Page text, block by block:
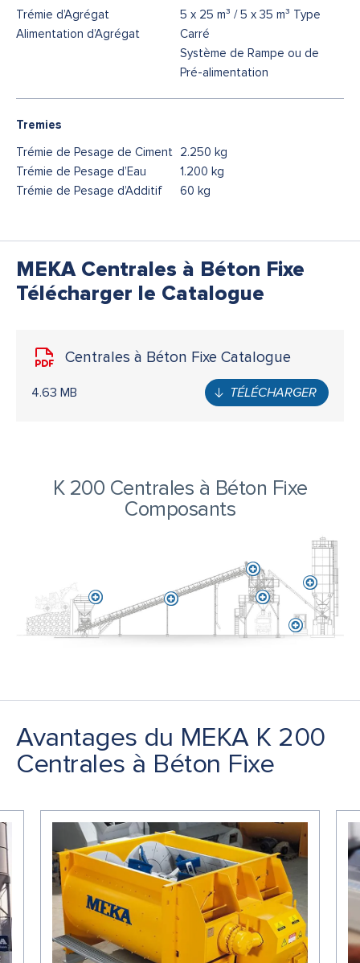
Trémie d’Agrégat
Alimentation d’Agrégat
5 x 25 m³ / 5 x 35 m³ Type
Carré
Système de Rampe ou de
Pré-alimentation
Tremies
Trémie de Pesage de Ciment
Trémie de Pesage d’Eau
Trémie de Pesage d’Additif
2.250 kg
1.200 kg
60 kg
MEKA Centrales à Béton Fixe
Télécharger le Catalogue
Centrales à Béton Fixe Catalogue
4.63 MB TÉLÉCHARGER
K 200 Centrales à Béton Fixe
Composants
Avantages du MEKA K 200
Centrales à Béton Fixe